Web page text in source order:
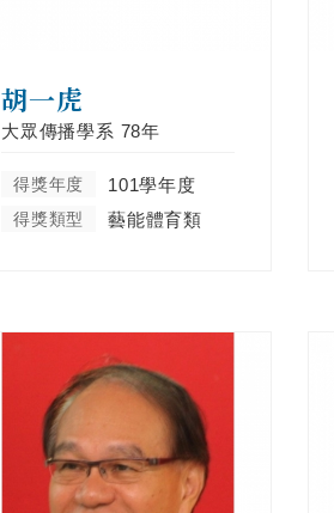
胡一虎
大眾傳播學系 78年
得獎年度 101學年度
得獎類型 藝能體育類